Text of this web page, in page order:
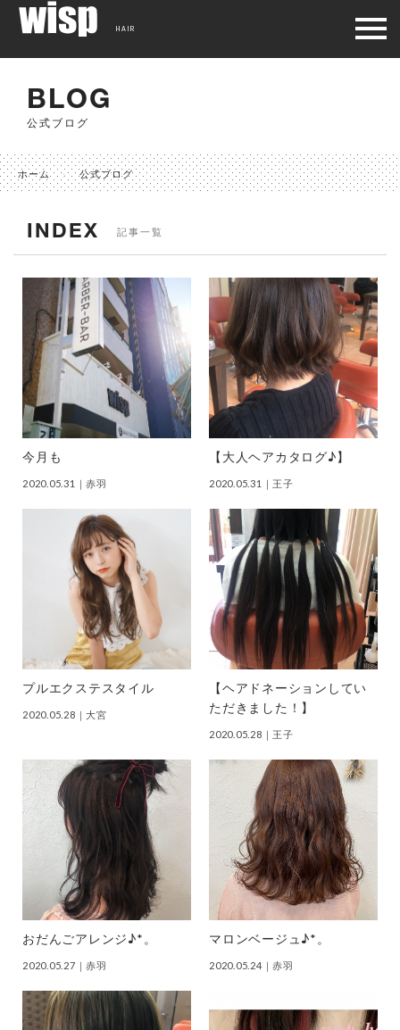
BLOG
公式ブログ
ホーム 公式ブログ
INDEX 記事一覧
今月も
2020.05.31 ｜赤羽
【大人ヘアカタログ♪】
2020.05.31 ｜王子
プルエクステスタイル
2020.05.28 ｜大宮
【ヘアドネーションしてい
ただきました！】
2020.05.28 ｜王子
おだんごアレンジ♪*。
2020.05.27 ｜赤羽
マロンベージュ♪*。
2020.05.24 ｜赤羽
HAIR